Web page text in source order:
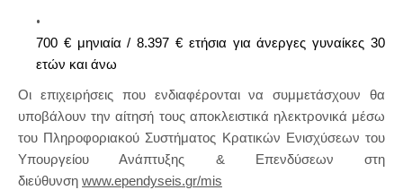
700 € μηνιαία / 8.397 € ετήσια για άνεργες γυναίκες 30
ετών και άνω
Οι επιχειρήσεις που ενδιαφέρονται να συμμετάσχουν θα
υποβάλουν την αίτησή τους αποκλειστικά ηλεκτρονικά μέσω
του Πληροφοριακού Συστήματος Κρατικών Ενισχύσεων του
Υπουργείου Ανάπτυξης & Επενδύσεων στη
διεύθυνση www.ependyseis.gr/mis